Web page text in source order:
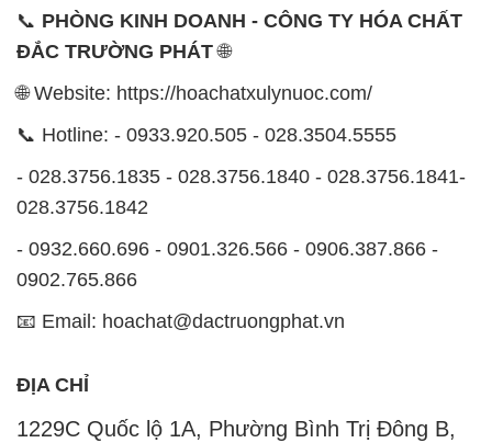
📞 PHÒNG KINH DOANH - CÔNG TY HÓA CHẤT
ĐẮC TRƯỜNG PHÁT🌐
🌐 Website: https://hoachatxulynuoc.com/
📞 Hotline: - 0933.920.505 - 028.3504.5555
- 028.3756.1835 - 028.3756.1840 - 028.3756.1841-
028.3756.1842
- 0932.660.696 - 0901.326.566 - 0906.387.866 -
0902.765.866
📧 Email: hoachat@dactruongphat.vn
ĐỊA CHỈ
1229C Quốc lộ 1A, Phường Bình Trị Đông B,